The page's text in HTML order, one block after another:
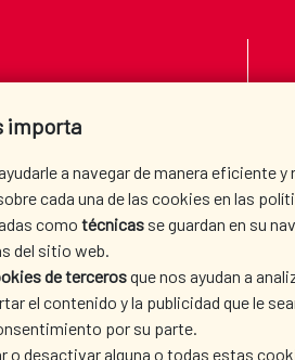
importa
a navegar de manera eficiente
cada una de las cookies en las
como técnicas se guardan en su
del sitio web.
de tercerosque nos ayudan a
el contenido y la publicidad que le
por su parte.
o desactivar alguna o todas estas